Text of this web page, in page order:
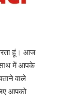
हूं। आज
साथ में आपके
वाले
आपको